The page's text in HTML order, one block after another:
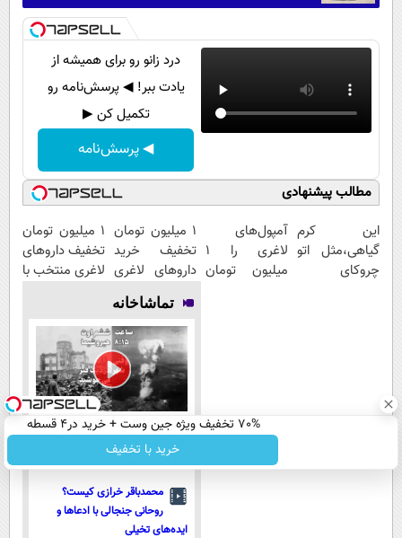
درد زانو رو برای همیشه از
یادت ببر! ◀ پرسش‌نامه رو
تکمیل کن ▶
◀ پرسش‌نامه
مطالب پیشنهادی
این کرم
گیاهی،مثل اتو
چروکای
آمپول‌های
لاغری را ۱
میلیون تومان
1 میلیون تومان
تخفیف خرید
داروهای لاغری
با ارسال از
داروخانه و پک
یخ!
۱ میلیون تومان
تخفیف داروهای
لاغری منتخب با
نزدیکت
تماشاخانه
ساعت ۸:۱۵ ششم اوت ؛
هیروشیما / وقتی شهر در دیگ
قیر می‌جوشید
محمدباقر خرازی کیست؟
روحانی جنجالی با ادعاها و
ایده‌های تخیلی
70% تخفیف ویژه جین وست + خرید در4 قسطه
خرید با تخفیف